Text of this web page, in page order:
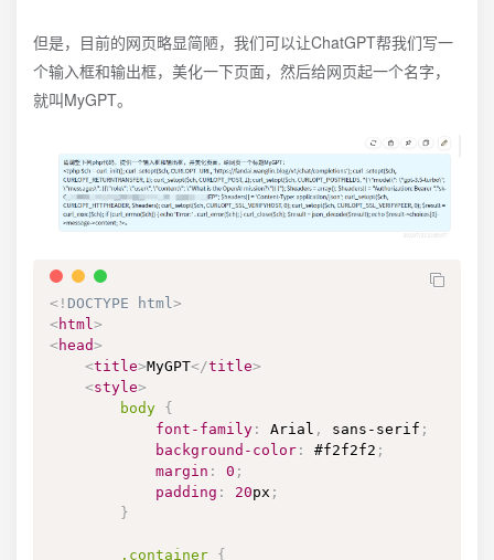
但是，目前的网页略显简陋，我们可以让ChatGPT帮我们写一
个输入框和输出框，美化一下页面，然后给网页起一个名字，
就叫MyGPT。
<! DOCTYPE html>
<html>
<head>
<title>MyGPT</title>
<style>
body {
font-family : Arial , sans-serif ;
background-color : #f2f2f2 ;
margin : 0 ;
padding : 20px ;
}
.container {